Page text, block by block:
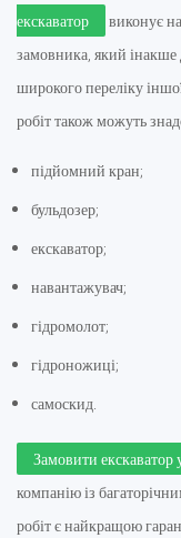
екскаватор
виконує
замовника, який інакше
широкого переліку
робіт також можуть
підйомний кран;
бульдозер;
екскаватор;
навантажувач;
гідромолот;
гідроножиці;
самоскид.
Замовити екскаватор
компанію із
робіт є найкращою